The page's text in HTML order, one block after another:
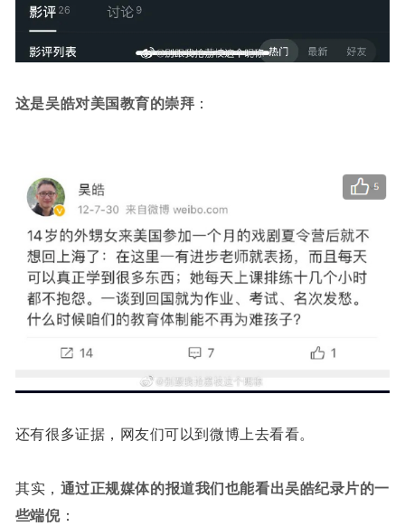
这是吴皓对美国教育的崇拜 ：
还有很多证据，网友们可以到微博上去看看。
其实， 通过正规媒体的报道我们也能看出吴皓纪录片的一
些端倪：